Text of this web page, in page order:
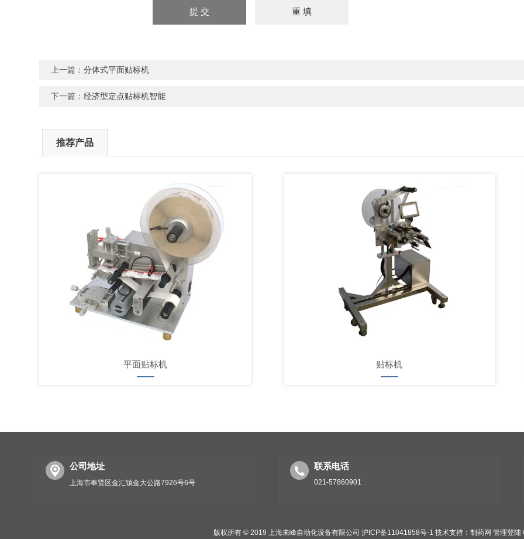
上一篇：分体式平面贴标机
下一篇：经济型定点贴标机智能
推荐产品
平面贴标机 贴标机
公司地址
上海市奉贤区金汇镇金大公路7926号6号
联系电话
021-57860901
版权所有 © 2019 上海未峰自动化设备有限公司 沪ICP备11041858号-1 技术支持： 制药网 管理登陆